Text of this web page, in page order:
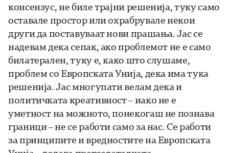
консензус, не биле трајни решенија, туку само
оставале простор или охрабрувале некои
други да поставуваат нови прашања. Јас се
надевам дека сепак, ако проблемот не е само
билатерален, туку е, како што слушаме,
проблем со Европската Унија, дека има тука
решенија. Јас многупати велам дека и
политичката креативност – иако не е
уметност на можното, понекогаш не познава
граници – не се работи само за нас. Се работи
за принципите и вредностите на Европската